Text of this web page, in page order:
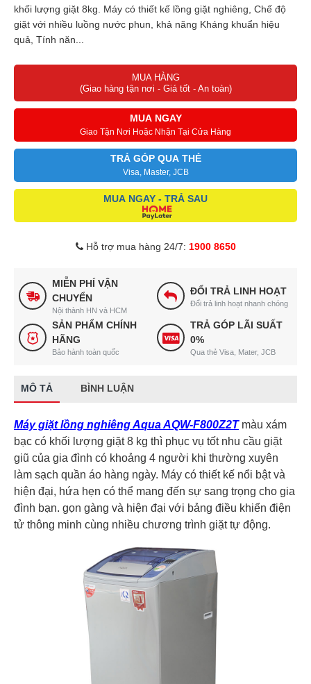
khối lượng giặt 8kg. Máy có thiết kế lồng giặt nghiêng, Chế độ
giặt với nhiều luồng nước phun, khả năng Kháng khuẩn hiệu
quả, Tính năn...
MUA HÀNG
(Giao hàng tận nơi - Giá tốt - An toàn)
MUA NGAY
Giao Tận Nơi Hoặc Nhận Tại Cửa Hàng
TRẢ GÓP QUA THẺ
Visa, Master, JCB
MUA NGAY - TRẢ SAU
Hỗ trợ mua hàng 24/7: 1900 8650
MIỄN PHÍ VẬN
CHUYỂN
Nội thành HN và HCM
ĐỔI TRẢ LINH HOẠT
Đổi trả linh hoạt nhanh chóng
SẢN PHẨM CHÍNH
HÃNG
Bảo hành toàn quốc
TRẢ GÓP LÃI SUẤT
0%
Qua thẻ Visa, Mater, JCB
MÔ TẢ BÌNH LUẬN
Máy giặt lồng nghiêng Aqua AQW-F800Z2Tmàu xám
bạc có khối lượng giặt 8 kg thì phục vụ tốt nhu cầu giặt
giũ của gia đình có khoảng 4 người khi thường xuyên
làm sạch quần áo hàng ngày. Máy có thiết kế nổi bật và
hiện đại, hứa hẹn có thể mang đến sự sang trọng cho gia
đình bạn. gọn gàng và hiện đại với bảng điều khiển điện
tử thông minh cùng nhiều chương trình giặt tự động.